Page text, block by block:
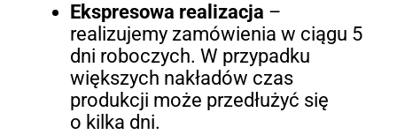
Ekspresowa realizacja –
realizujemy zamówienia w ciągu 5
dni roboczych. W przypadku
większych nakładów czas
produkcji może przedłużyć się
o kilka dni.